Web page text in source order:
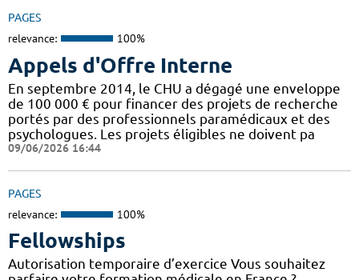
PAGES
relevance: 100%
Appels d'Offre Interne
En septembre 2014, le CHU a dégagé une enveloppe
de 100 000 € pour financer des projets de recherche
portés par des professionnels paramédicaux et des
psychologues. Les projets éligibles ne doivent pa
09/06/2026 16:44
PAGES
relevance: 100%
Fellowships
Autorisation temporaire d’exercice Vous souhaitez